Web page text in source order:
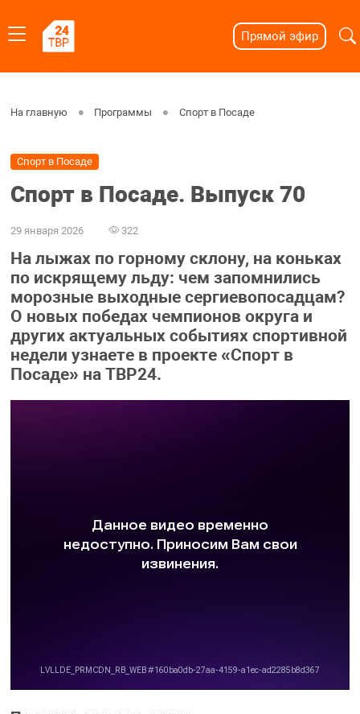
Прямой эфир
На главную Программы Спорт в Посаде
Спорт в Посаде
Спорт в Посаде. Выпуск 70
29 января 2026 322
На лыжах по горному склону, на коньках
по искрящему льду: чем запомнились
морозные выходные сергиевопосадцам?
О новых победах чемпионов округа и
других актуальных событиях спортивной
недели узнаете в проекте «Спорт в
Посаде» на ТВР24.